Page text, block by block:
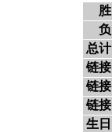
胜
负
总计
链接
链接
链接
生日